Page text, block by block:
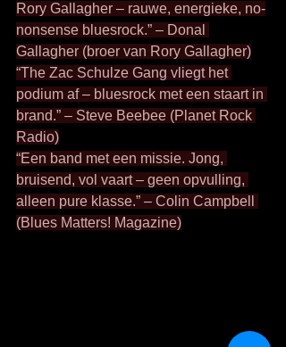
Rory Gallagher – rauwe, energieke, no-
nonsense bluesrock.” – Donal
Gallagher (broer van Rory Gallagher)
“The Zac Schulze Gang vliegt het
podium af – bluesrock met een staart in
brand.” – Steve Beebee (Planet Rock
Radio)
“Een band met een missie. Jong,
bruisend, vol vaart – geen opvulling,
alleen pure klasse.” – Colin Campbell
(Blues Matters! Magazine)